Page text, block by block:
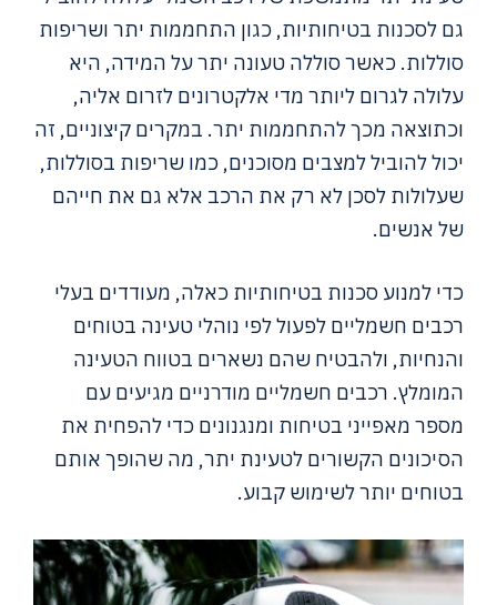
גם לסכנות בטיחותיות, כגון התחממות יתר ושריפות
סוללות. כאשר סוללה טעונה יתר על המידה, היא
עלולה לגרום ליותר מדי אלקטרונים לזרום אליה,
וכתוצאה מכך להתחממות יתר. במקרים קיצוניים, זה
יכול להוביל למצבים מסוכנים, כמו שריפות בסוללות,
שעלולות לסכן לא רק את הרכב אלא גם את חייהם
של אנשים.
כדי למנוע סכנות בטיחותיות כאלה, מעודדים בעלי
רכבים חשמליים לפעול לפי נוהלי טעינה בטוחים
והנחיות, ולהבטיח שהם נשארים בטווח הטעינה
המומלץ. רכבים חשמליים מודרניים מגיעים עם
מספר מאפייני בטיחות ומנגנונים כדי להפחית את
הסיכונים הקשורים לטעינת יתר, מה שהופך אותם
בטוחים יותר לשימוש קבוע.